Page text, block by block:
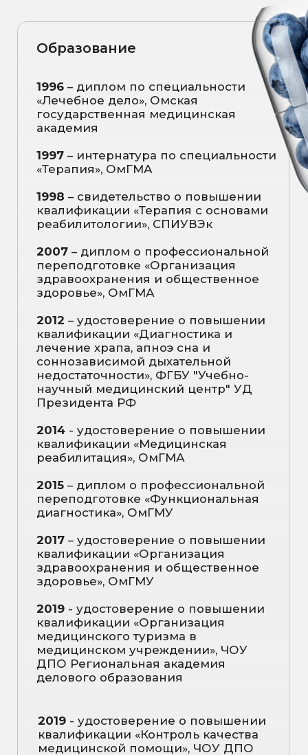
квалификации «Диагностика и
соннозависимой дыхательной
недостаточности», ФГБУ "Учебно-
2014- удостоверение о повышении
квалификации «Медицинская
реабилитация», ОмГМА
2015– диплом о профессиональной
диагностика», ОмГМУ
2017 – удостоверение о повышении
здравоохранения и общественное
здоровье», ОмГМУ
2019- удостоверение о повышении
квалификации «Организация
медицинском учреждении», ЧОУ
ДПО Региональная академия
делового образования
2019- удостоверение о повышении
медицинской помощи», ЧОУ ДПО
Межрегиональный Институт
Непрерывного Образования
2019- удостоверение о повышении
квалификации «Экспертиза
временной нетрудоспособности»,
ФГБОУ ВО «Омский
государственный медицинский
университет» МЗ РФ
2019- удостоверение о повышении
квалификации «Теория и практика
полисомнографии», ФГБУ "Научно-
клинический центр
оториноларингологии Федерального
2021- удостоверение о повышении
квалификации «Аспекты
гериатрического лечения - органы
профессиональных квалификаций
"НОЭС"
2021- удостоверение о повышении
квалификации «Организация
питания пациентов в лечебно-
НОЧУ ДПО учебно-информационный
центр "КОМПиЯ"
2022– диплом о профессиональной
переподготовке «Терапия», ОмГМУ
2022- удостоверение о повышении
квалификации «Комплексный подход
к профилактике ИСМП в лечебно-
2023- удостоверение о повышении
квалификации «Холтеровское
мониторирование ЭКГ», АНО ДПО